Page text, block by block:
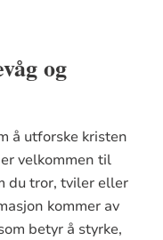
og
å utforske kristen
velkommen til
du tror, tviler eller
kommer av
betyr å styrke,